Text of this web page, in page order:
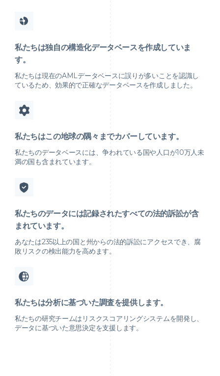
私たちは独自の構造化データベースを作成していま
す。
私たちは現在のAMLデータベースに誤りが多いことを認識し
ているため、効果的で正確なデータベースを作成しました。
私たちはこの地球の隅々までカバーしています。
私たちのデータベースには、争われている国や人口が10万人未
満の国も含まれています。
私たちのデータには記録されたすべての法的訴訟が含
まれています。
あなたは235以上の国と州からの法的訴訟にアクセスでき、腐
敗リスクの検出能力を高めます。
私たちは分析に基づいた調査を提供します。
私たちの研究チームはリスクスコアリングシステムを開発し、
データに基づいた意思決定を支援します。